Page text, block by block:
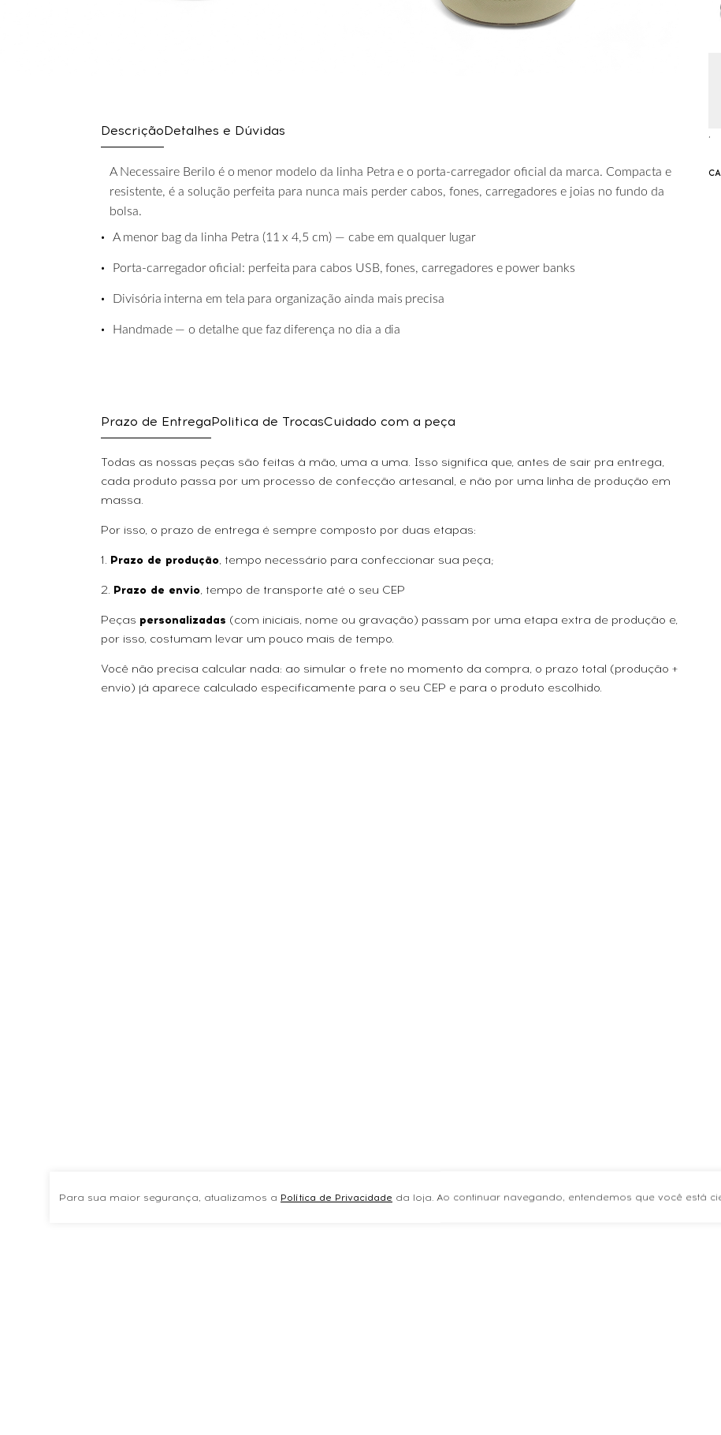
Para sua maior segurança, atualizamos a Política de Privacidade da loja. Ao continuar navegando, entendemos que você está
DescriçãoDetalhes e Dúvidas
A Necessaire Berilo é o menor modelo da linha Petra e o porta-carregador oficial da marca. Compacta e
resistente, é a solução perfeita para nunca mais perder cabos, fones, carregadores e joias no fundo da
bolsa.
• A menor bag da linha Petra (11 x 4,5 cm) — cabe em qualquerlugar
• Porta-carregador oficial: perfeita para cabos USB, fones, carregadores e power banks
• Divisória interna em tela para organização ainda mais precisa
• Handmade — o detalhe que faz diferença no dia a dia
Prazo de EntregaPolitica de TrocasCuidado com a peça
Todas as nossas peças são feitas à mão, uma a uma. Isso significa que, antes de sair pra entrega,
cada produto passa por um processo de confecção artesanal, e não por uma linha de produção em
massa.
Por isso, o prazo de entrega é sempre composto por duas etapas:
1. Prazo de produção, tempo necessário para confeccionar sua peça;
2. Prazo de envio, tempo de transporte até o seu CEP
Peças personalizadas (com iniciais, nome ou gravação) passam por uma etapa extra de produção e,
por isso, costumam levar um pouco mais de tempo.
Você não precisa calcular nada: ao simular o frete no momento da compra, o prazo total (produção +
envio) já aparece calculado especificamente para o seu CEP e para o produto escolhido.
,